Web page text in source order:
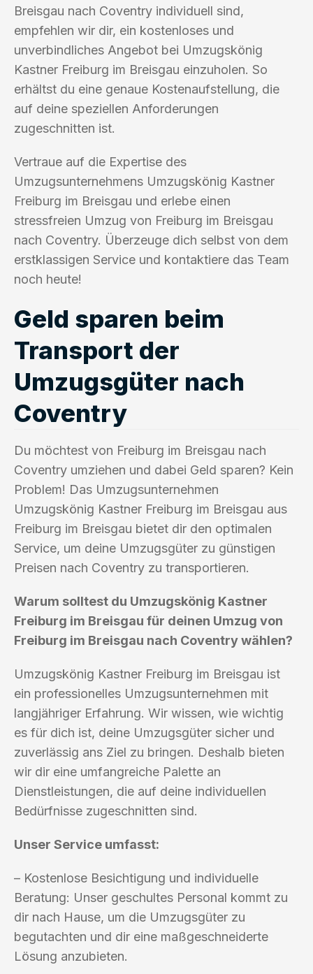
Breisgau nach Coventry individuell sind,
empfehlen wir dir, ein kostenloses und
unverbindliches Angebot bei Umzugskönig
Kastner Freiburg im Breisgau einzuholen. So
erhältst du eine genaue Kostenaufstellung, die
auf deine speziellen Anforderungen
zugeschnitten ist.
Vertraue auf die Expertise des
Umzugsunternehmens Umzugskönig Kastner
Freiburg im Breisgau und erlebe einen
stressfreien Umzug von Freiburg im Breisgau
nach Coventry. Überzeuge dich selbst von dem
erstklassigen Service und kontaktiere das Team
noch heute!
Geld sparen beim
Transport der
Umzugsgüter nach
Coventry
Du möchtest von Freiburg im Breisgau nach
Coventry umziehen und dabei Geld sparen? Kein
Problem! Das Umzugsunternehmen
Umzugskönig Kastner Freiburg im Breisgau aus
Freiburg im Breisgau bietet dir den optimalen
Service, um deine Umzugsgüter zu günstigen
Preisen nach Coventry zu transportieren.
Warum solltest du Umzugskönig Kastner
Freiburg im Breisgau für deinen Umzug von
Freiburg im Breisgau nach Coventry wählen?
Umzugskönig Kastner Freiburg im Breisgau ist
ein professionelles Umzugsunternehmen mit
langjähriger Erfahrung. Wir wissen, wie wichtig
es für dich ist, deine Umzugsgüter sicher und
zuverlässig ans Ziel zu bringen. Deshalb bieten
wir dir eine umfangreiche Palette an
Dienstleistungen, die auf deine individuellen
Bedürfnisse zugeschnitten sind.
Unser Service umfasst:
– Kostenlose Besichtigung und individuelle
Beratung: Unser geschultes Personal kommt zu
dir nach Hause, um die Umzugsgüter zu
begutachten und dir eine maßgeschneiderte
Lösung anzubieten.